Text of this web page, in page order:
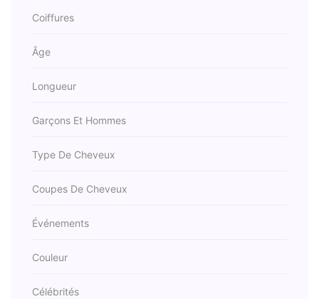
Coiffures
Âge
Longueur
Garçons Et Hommes
Type De Cheveux
Coupes De Cheveux
Événements
Couleur
Célébrités